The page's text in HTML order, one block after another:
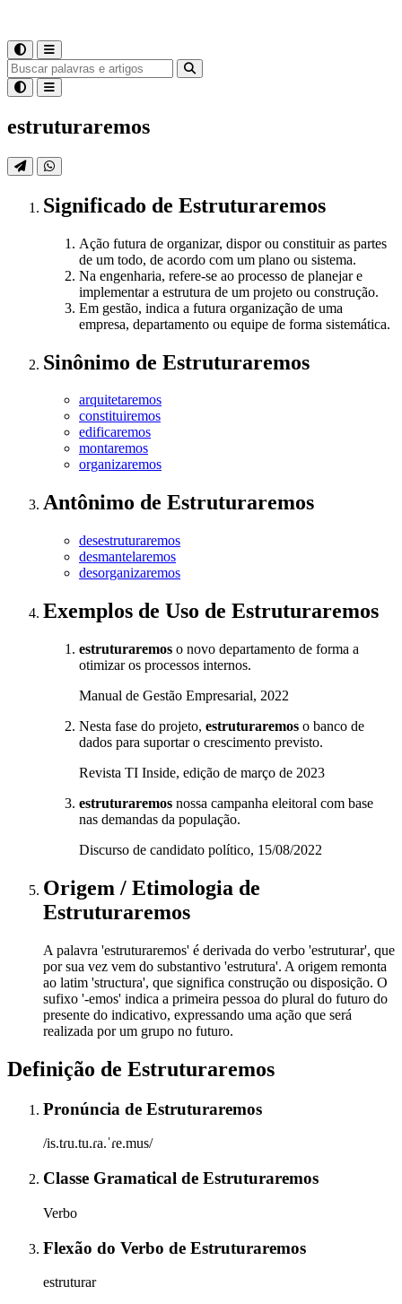
estruturaremos
Significado de Estruturaremos
Ação futura de organizar, dispor ou constituir as partes
de um todo, de acordo com um plano ou sistema.
Na engenharia, refere-se ao processo de planejar e
implementar a estrutura de um projeto ou construção.
Em gestão, indica a futura organização de uma
empresa, departamento ou equipe de forma sistemática.
Sinônimo de Estruturaremos
arquitetaremos
constituiremos
edificaremos
montaremos
organizaremos
Antônimo de Estruturaremos
desestruturaremos
desmantelaremos
desorganizaremos
Exemplos de Uso de Estruturaremos
estruturaremos o novo departamento de forma a
otimizar os processos internos.
Manual de Gestão Empresarial, 2022
Nesta fase do projeto, estruturaremos o banco de
dados para suportar o crescimento previsto.
Revista TI Inside, edição de março de 2023
estruturaremos nossa campanha eleitoral com base
nas demandas da população.
Discurso de candidato político, 15/08/2022
Origem / Etimologia de
Estruturaremos
A palavra 'estruturaremos' é derivada do verbo 'estruturar', que
por sua vez vem do substantivo 'estrutura'. A origem remonta
ao latim 'structura', que significa construção ou disposição. O
sufixo '-emos' indica a primeira pessoa do plural do futuro do
presente do indicativo, expressando uma ação que será
realizada por um grupo no futuro.
Definição de Estruturaremos
Pronúncia de Estruturaremos
/is.tɾu.tu.ɾa.ˈɾe.mus/
Classe Gramatical de Estruturaremos
Verbo
Flexão do Verbo de Estruturaremos
estruturar